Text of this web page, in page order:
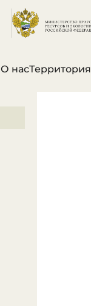
О насТерритория